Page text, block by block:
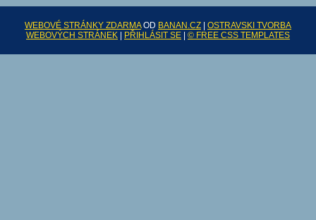
WEBOVÉ STRÁNKY ZDARMAOD BANAN.CZ
OSTRAVSKI TVORBA
WEBOVÝCH STRÁNEK
PŘIHLÁSIT SE © FREE CSS TEMPLATES